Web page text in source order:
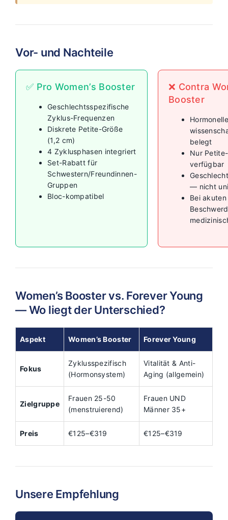
Vor- und Nachteile
✅ Pro Women’s Booster
Geschlechtsspezifische
Zyklus-Frequenzen
Diskrete Petite-Größe
(1,2 cm)
4 Zyklusphasen integriert
Set-Rabatt für
Schwestern/Freundinnen-
Gruppen
Bloc-kompatibel
❌ Contra
Booster
belegt
Nur
verfügbar
— nicht
Bei akuten
Women’s Booster vs. Forever Young
— Wo liegt der Unterschied?
Aspekt Women’s Booster Forever Young
Fokus
Zyklusspezifisch
(Hormonsystem)
Vitalität & Anti-
Aging (allgemein)
Zielgruppe
Frauen 25-50
(menstruierend)
Frauen UND
Männer 35+
Preis €125–€319 €125–€319
Unsere Empfehlung